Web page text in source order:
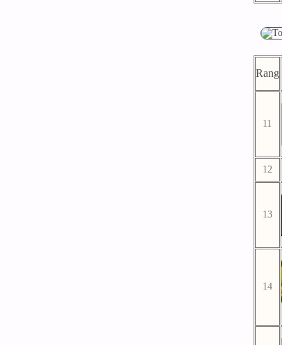
Rang
11
12
13
14